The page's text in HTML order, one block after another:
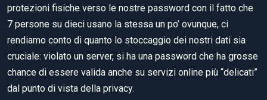
protezioni fisiche verso le nostre password con il fatto che
7 persone su dieci usano la stessa un po’ ovunque, ci
rendiamo conto di quanto lo stoccaggio dei nostri dati sia
cruciale: violato un server, si ha una password che ha grosse
chance di essere valida anche su servizi online più “delicati”
dal punto di vista della privacy.